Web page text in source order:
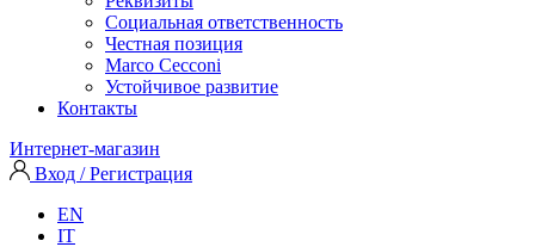
Социальная ответственность
Честная позиция
Marco Cecconi
Устойчивое развитие
Контакты
Интернет-магазин
Вход / Регистрация
EN
IT